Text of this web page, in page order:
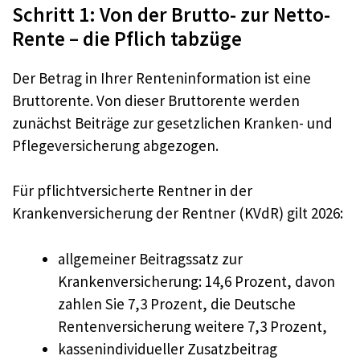
Schritt 1: Von der Brutto- zur Netto-
Rente – die Pflich tabzüge
Der Betrag in Ihrer Renteninformation ist eine
Bruttorente. Von dieser Bruttorente werden
zunächst Beiträge zur gesetzlichen Kranken- und
Pflegeversicherung abgezogen.
Für pflichtversicherte Rentner in der
Krankenversicherung der Rentner (KVdR) gilt 2026:
allgemeiner Beitragssatz zur
Krankenversicherung: 14,6 Prozent, davon
zahlen Sie 7,3 Prozent, die Deutsche
Rentenversicherung weitere 7,3 Prozent,
kassenindividueller Zusatzbeitrag